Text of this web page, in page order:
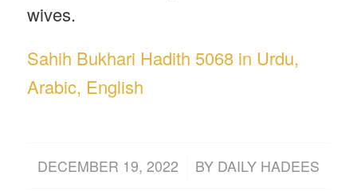
wives.
Sahih Bukhari Hadith 5068 in Urdu,
Arabic, English
DECEMBER 19, 2022
/ BY DAILY HADEES